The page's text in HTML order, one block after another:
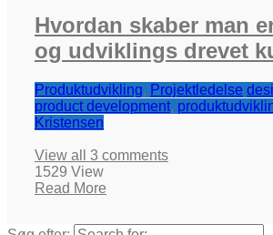
Hvordan skaber man
og udviklings drevet
Produktudvikling, Projektledelse
product development,
Kristensen
View all 3 comments
1529 View
Read More